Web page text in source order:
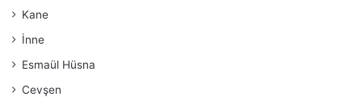
Kane
İnne
Esmaül Hüsna
Cevşen